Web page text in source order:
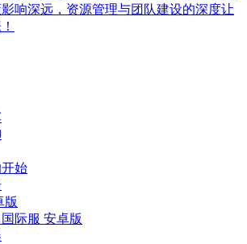
响深远，资源管理与团队建设的深度让
始
版
际服 安卓版